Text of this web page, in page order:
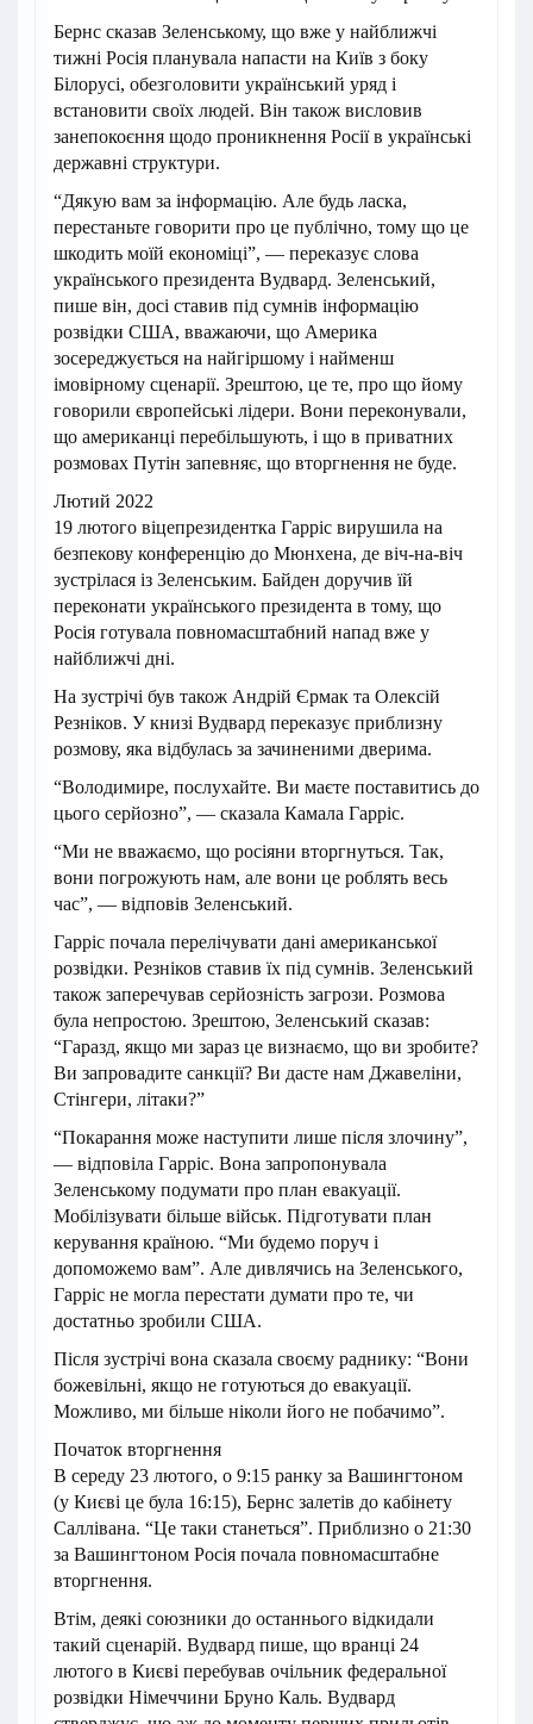
Бернс сказав Зеленському, що вже у найближчі
тижні Росія планувала напасти на Київ з боку
Білорусі, обезголовити український уряд і
встановити своїх людей. Він також висловив
занепокоєння щодо проникнення Росії в українські
державні структури.
“Дякую вам за інформацію. Але будь ласка,
перестаньте говорити про це публічно, тому що це
шкодить моїй економіці”, — переказує слова
українського президента Вудвард. Зеленський,
пише він, досі ставив під сумнів інформацію
розвідки США, вважаючи, що Америка
зосереджується на найгіршому і найменш
імовірному сценарії. Зрештою, це те, про що йому
говорили європейські лідери. Вони переконували,
що американці перебільшують, і що в приватних
розмовах Путін запевняє, що вторгнення не буде.
Лютий 2022
19 лютого віцепрезидентка Гарріс вирушила на
безпекову конференцію до Мюнхена, де віч-на-віч
зустрілася із Зеленським. Байден доручив їй
переконати українського президента в тому, що
Росія готувала повномасштабний напад вже у
найближчі дні.
На зустрічі був також Андрій Єрмак та Олексій
Резніков. У книзі Вудвард переказує приблизну
розмову, яка відбулась за зачиненими дверима.
“Володимире, послухайте. Ви маєте поставитись до
цього серйозно”, — сказала Камала Гарріс.
“Ми не вважаємо, що росіяни вторгнуться. Так,
вони погрожують нам, але вони це роблять весь
час”, — відповів Зеленський.
Гарріс почала перелічувати дані американської
розвідки. Резніков ставив їх під сумнів. Зеленський
також заперечував серйозність загрози. Розмова
була непростою. Зрештою, Зеленський сказав:
“Гаразд, якщо ми зараз це визнаємо, що ви зробите?
Ви запровадите санкції? Ви дасте нам Джавеліни,
Стінгери, літаки?”
“Покарання може наступити лише після злочину”,
— відповіла Гарріс. Вона запропонувала
Зеленському подумати про план евакуації.
Мобілізувати більше військ. Підготувати план
керування країною. “Ми будемо поруч і
допоможемо вам”. Але дивлячись на Зеленського,
Гарріс не могла перестати думати про те, чи
достатньо зробили США.
Після зустрічі вона сказала своєму раднику: “Вони
божевільні, якщо не готуються до евакуації.
Можливо, ми більше ніколи його не побачимо”.
Початок вторгнення
В середу 23 лютого, о 9:15 ранку за Вашингтоном
(у Києві це була 16:15), Бернс залетів до кабінету
Саллівана. “Це таки станеться”. Приблизно о 21:30
за Вашингтоном Росія почала повномасштабне
вторгнення.
Втім, деякі союзники до останнього відкидали
такий сценарій. Вудвард пише, що вранці 24
лютого в Києві перебував очільник федеральної
розвідки Німеччини Бруно Каль. Вудвард